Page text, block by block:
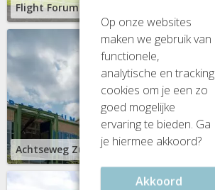
Achtseweg Zuid 221, Eindhoven Strijp-S
Op onze websites
maken we gebruik van
functionele,
analytische en tracking
cookies om je een zo
goed mogelijke
ervaring te bieden. Ga
je hiermee akkoord?
Akkoord